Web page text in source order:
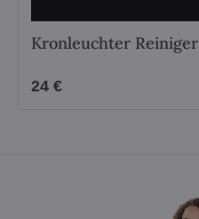
Kronleuchter Reiniger
24 €